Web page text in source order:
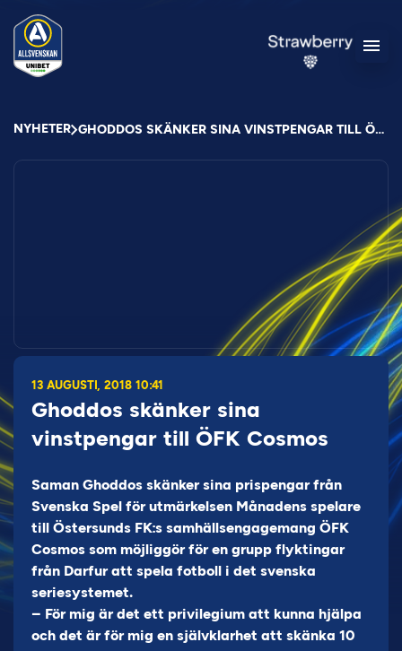
NYHETER GHODDOS SKÄNKER SINA VINSTPENGAR TILL ÖFK COSMOS
13 AUGUSTI, 2018 10:41
Ghoddos skänker sina
vinstpengar till ÖFK Cosmos
Saman Ghoddos skänker sina prispengar från
Svenska Spel för utmärkelsen Månadens spelare
till Östersunds FK:s samhällsengagemang ÖFK
Cosmos som möjliggör för en grupp flyktingar
från Darfur att spela fotboll i det svenska
seriesystemet.
– För mig är det ett privilegium att kunna hjälpa
och det är för mig en självklarhet att skänka 10